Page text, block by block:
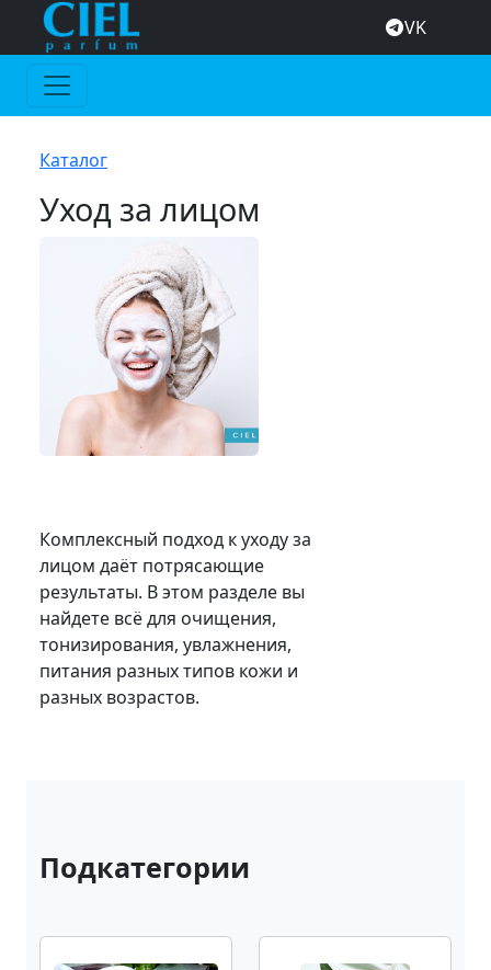
VK
Каталог
Уход за лицом
Комплексный подход к уходу за
лицом даёт потрясающие
результаты. В этом разделе вы
найдете всё для очищения,
тонизирования, увлажнения,
питания разных типов кожи и
разных возрастов.
Подкатегории